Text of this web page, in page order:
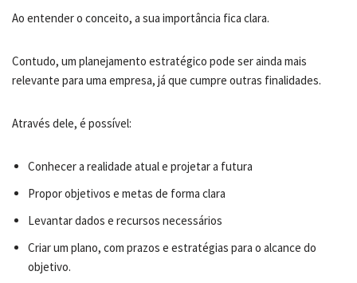
Ao entender o conceito, a sua importância fica clara.
Contudo, um planejamento estratégico pode ser ainda mais
relevante para uma empresa, já que cumpre outras finalidades.
Através dele, é possível:
Conhecer a realidade atual e projetar a futura
Propor objetivos e metas de forma clara
Levantar dados e recursos necessários
Criar um plano, com prazos e estratégias para o alcance do
objetivo.